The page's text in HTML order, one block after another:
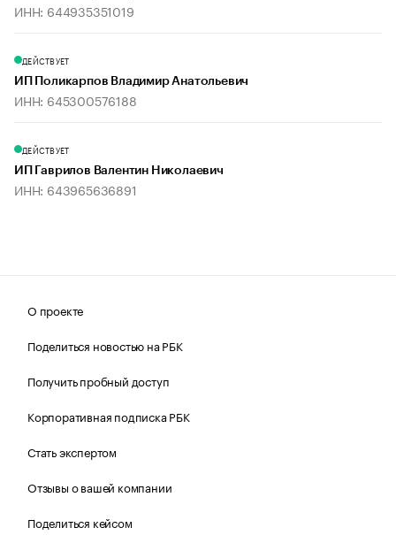
ИНН: 644935351019
ДЕЙСТВУЕТ
ИП Поликарпов Владимир Анатольевич
ИНН: 645300576188
ДЕЙСТВУЕТ
ИП Гаврилов Валентин Николаевич
ИНН: 643965636891
О проекте
Поделиться новостью на РБК
Получить пробный доступ
Корпоративная подписка РБК
Стать экспертом
Отзывы о вашей компании
Поделиться кейсом